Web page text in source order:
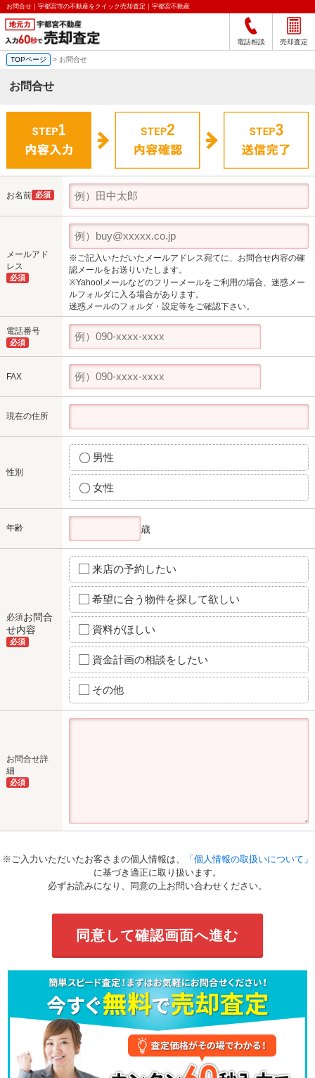
お問合せ｜宇都宮市の不動産をクイック売却査定｜宇都宮不動産
電話相談 売却査定
TOPページ > お問合せ
お問合せ
お名前 必須
メールアド
レス
必須
※ご記入いただいたメールアドレス宛てに、お問合せ内容の確
認メールをお送りいたします。
※Yahoo!メールなどのフリーメールをご利用の場合、迷惑メー
ルフォルダに入る場合があります。
迷惑メールのフォルダ・設定等をご確認下さい。
電話番号
必須
FAX
現在の住所
性別
男性
女性
年齢 歳
必須お問合
せ内容
必須
来店の予約したい
希望に合う物件を探して欲しい
資料がほしい
資金計画の相談をしたい
その他
お問合せ詳
細
必須
※ご入力いただいたお客さまの個人情報は、
「個人情報の取扱いについて」
に基づき適正に取り扱います。
必ずお読みになり、同意の上お問い合わせください。